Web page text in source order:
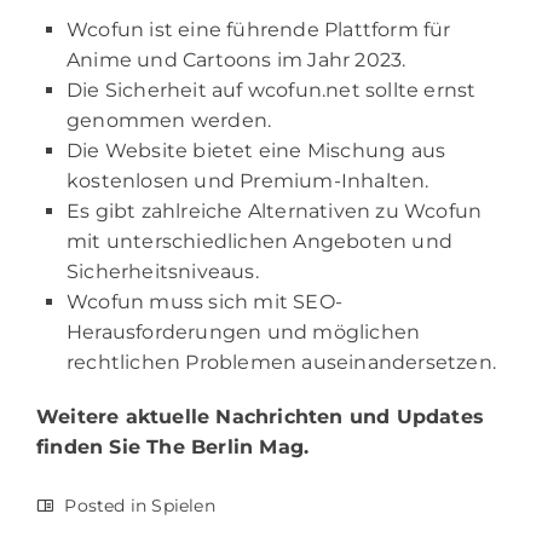
Wcofun ist eine führende Plattform für
Anime und Cartoons im Jahr 2023.
Die Sicherheit auf wcofun.net sollte ernst
genommen werden.
Die Website bietet eine Mischung aus
kostenlosen und Premium-Inhalten.
Es gibt zahlreiche Alternativen zu Wcofun
mit unterschiedlichen Angeboten und
Sicherheitsniveaus.
Wcofun muss sich mit SEO-
Herausforderungen und möglichen
rechtlichen Problemen auseinandersetzen.
Weitere aktuelle Nachrichten und Updates
finden SieThe Berlin Mag.
Posted inSpielen